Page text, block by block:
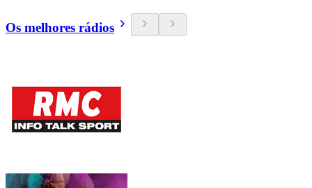
Os melhores rádios